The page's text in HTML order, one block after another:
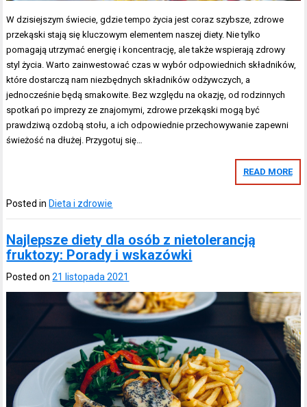
W dzisiejszym świecie, gdzie tempo życia jest coraz szybsze, zdrowe
przekąski stają się kluczowym elementem naszej diety. Nie tylko
pomagają utrzymać energię i koncentrację, ale także wspierają zdrowy
styl życia. Warto zainwestować czas w wybór odpowiednich składników,
które dostarczą nam niezbędnych składników odżywczych, a
jednocześnie będą smakowite. Bez względu na okazję, od rodzinnych
spotkań po imprezy ze znajomymi, zdrowe przekąski mogą być
prawdziwą ozdobą stołu, a ich odpowiednie przechowywanie zapewni
świeżość na dłużej. Przygotuj się…
READ MORE
Posted in Dieta i zdrowie
Najlepsze diety dla osób z nietolerancją
fruktozy: Porady i wskazówki
Posted on21 listopada 2021